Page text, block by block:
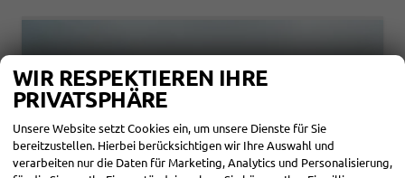
WIR RESPEKTIEREN IHRE
PRIVATSPHÄRE
Unsere Website setzt Cookies ein, um unsere Dienste für Sie
bereitzustellen. Hierbei berücksichtigen wir Ihre Auswahl und
verarbeiten nur die Daten für Marketing, Analytics und Personalisierung,